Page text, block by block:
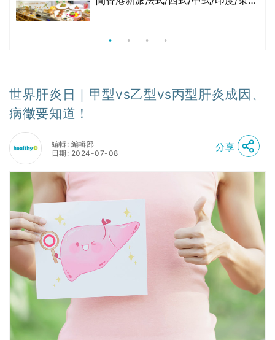
世界肝炎日｜甲型vs乙型vs丙型肝炎成因、
病徵要知道！
編輯: 編輯部
日期: 2024-07-08
分享